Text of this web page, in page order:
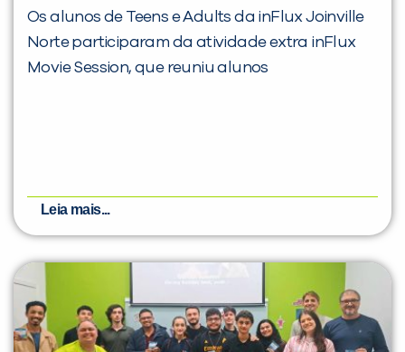
Os alunos de Teens e Adults da inFlux Joinville
Norte participaram da atividade extra inFlux
Movie Session, que reuniu alunos
Leia mais...